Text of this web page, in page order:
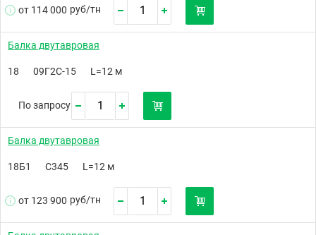
от 114 000 руб/тн
Балка двутавровая
18 09Г2С-15 L=12 м
По запросу
Балка двутавровая
18Б1 С345 L=12 м
от 123 900 руб/тн